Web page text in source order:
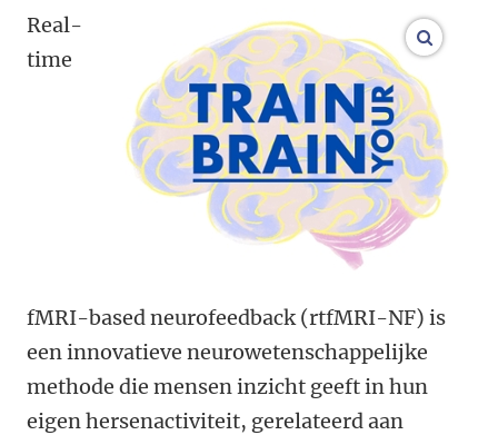
open
Real-
time
fMRI-based neurofeedback (rtfMRI-NF) is
een innovatieve neurowetenschappelijke
methode die mensen inzicht geeft in hun
eigen hersenactiviteit, gerelateerd aan